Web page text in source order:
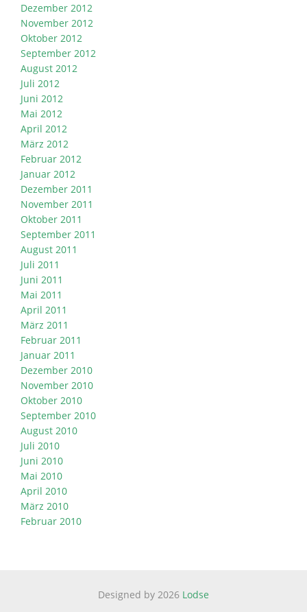
Dezember 2012
November 2012
Oktober 2012
September 2012
August 2012
Juli 2012
Juni 2012
Mai 2012
April 2012
März 2012
Februar 2012
Januar 2012
Dezember 2011
November 2011
Oktober 2011
September 2011
August 2011
Juli 2011
Juni 2011
Mai 2011
April 2011
März 2011
Februar 2011
Januar 2011
Dezember 2010
November 2010
Oktober 2010
September 2010
August 2010
Juli 2010
Juni 2010
Mai 2010
April 2010
März 2010
Februar 2010
Designed by 2026 Lodse